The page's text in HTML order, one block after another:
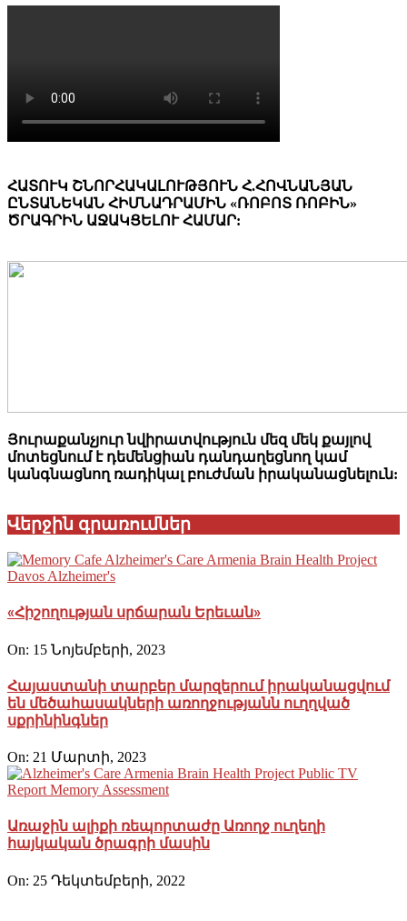
ՀԱՏՈՒԿ ՇՆՈՐՀԱԿԱԼՈՒԹՅՈՒՆ Հ.ՀՈՎՆԱՆՅԱՆ
ԸՆՏԱՆԵԿԱՆ ՀԻՄՆԱԴՐԱՄԻՆ «ՌՈԲՈՏ ՌՈԲԻՆ»
ԾՐԱԳՐԻՆ ԱՋԱԿՑԵԼՈՒ ՀԱՄԱՐ:
Յուրաքանչյուր նվիրատվություն մեզ մեկ քայլով
մոտեցնում է դեմենցիան դանդաղեցնող կամ
կանգնացնող ռադիկալ բուժման իրականացնելուն:
Վերջին գրառումներ
«Հիշողության սրճարան Երեւան»
On: 15 Նոյեմբերի, 2023
Հայաստանի տարբեր մարզերում իրականացվում
են մեծահասակների առողջությանն ուղղված
սքրինինգներ
On: 21 Մարտի, 2023
Առաջին ալիքի ռեպորտաժը Առողջ ուղեղի
հայկական ծրագրի մասին
On: 25 Դեկտեմբերի, 2022